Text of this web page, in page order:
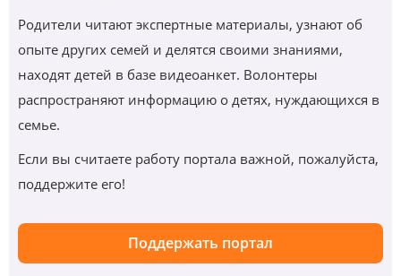
Родители читают экспертные материалы, узнают об
опыте других семей и делятся своими знаниями,
находят детей в базе видеоанкет. Волонтеры
распространяют информацию о детях, нуждающихся в
семье.
Если вы считаете работу портала важной, пожалуйста,
поддержите его!
Поддержать портал